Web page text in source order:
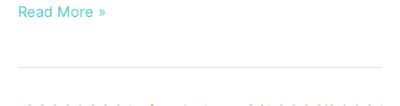
Błonnik
Cz.
Read More »